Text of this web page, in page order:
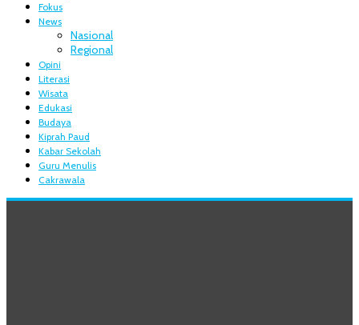
Fokus
News
Nasional
Regional
Opini
Literasi
Wisata
Edukasi
Budaya
Kiprah Paud
Kabar Sekolah
Guru Menulis
Cakrawala